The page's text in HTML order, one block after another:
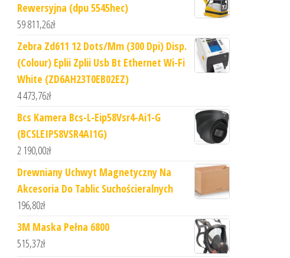
Rewersyjna (dpu 5545hec)
59 811,26zł
Zebra Zd611 12 Dots/Mm (300 Dpi) Disp.
(Colour) Eplii Zplii Usb Bt Ethernet Wi-Fi
White (ZD6AH23T0EB02EZ)
4 473,76zł
Bcs Kamera Bcs-L-Eip58Vsr4-Ai1-G
(BCSLEIP58VSR4AI1G)
2 190,00zł
Drewniany Uchwyt Magnetyczny Na
Akcesoria Do Tablic Suchościeralnych
196,80zł
3M Maska Pełna 6800
515,37zł